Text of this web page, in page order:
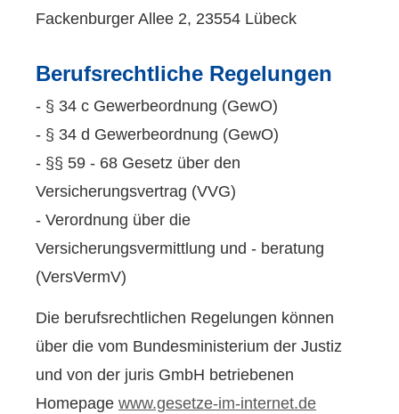
Fackenburger Allee 2, 23554 Lübeck
Berufsrechtliche Regelungen
- § 34 c Gewerbeordnung (GewO)
- § 34 d Gewerbeordnung (GewO)
- §§ 59 - 68 Gesetz über den
Versicherungsvertrag (VVG)
- Verordnung über die
Versicherungsvermittlung und - beratung
(VersVermV)
Die berufsrechtlichen Regelungen können
über die vom Bundesministerium der Justiz
und von der juris GmbH betriebenen
Homepage www.gesetze-im-internet.de